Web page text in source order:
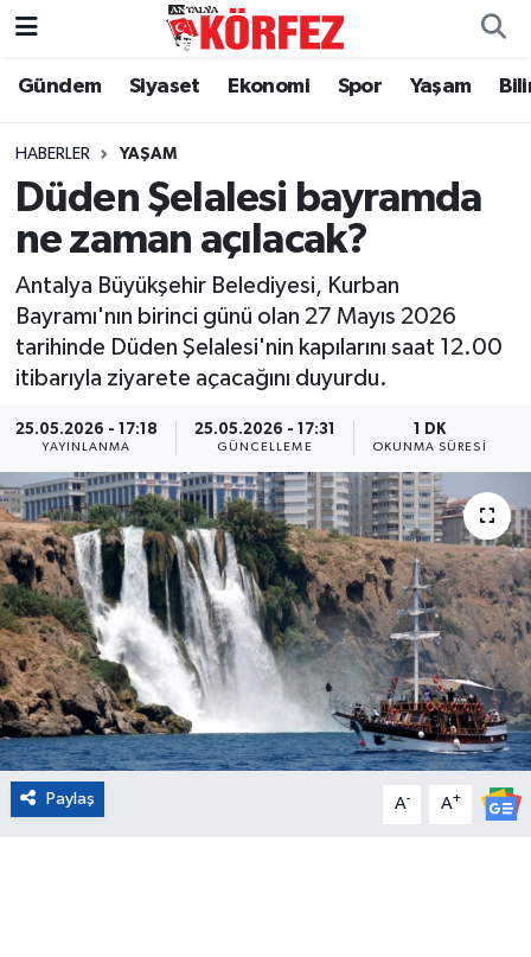
Gündem Siyaset Ekonomi Spor Yaşam
HABERLER YAŞAM
Düden Şelalesi bayramda
ne zaman açılacak?
Antalya Büyükşehir Belediyesi, Kurban
Bayramı'nın birinci günü olan 27 Mayıs 2026
tarihinde Düden Şelalesi'nin kapılarını saat 12.00
itibarıyla ziyarete açacağını duyurdu.
25.05.2026 - 17:18
YAYINLANMA
25.05.2026 - 17:31
GÜNCELLEME
1 DK
OKUNMA SÜRESI
Paylaş A- A+
Gündem
Siyaset
Yerel Yönetim
Yaşam
Asayiş
Dünya
Eğitim
Sağlık
Magazin
Turizm
Çevre
Nöbetçi Eczaneler
Hava Durumu
Trafik Durumu
Tüm Manşetler
Son Dakika Haberleri
Haber Arşivi